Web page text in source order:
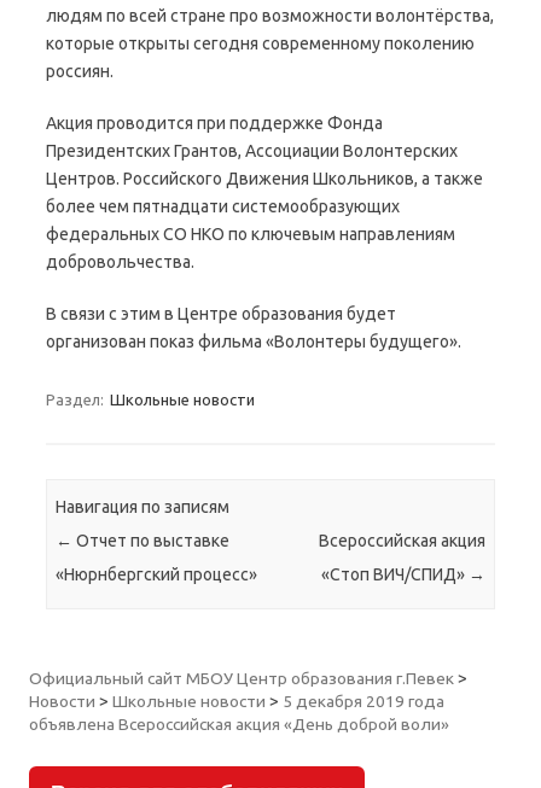
людям по всей стране про возможности волонтёрства,
которые открыты сегодня современному поколению
россиян.
Акция проводится при поддержке Фонда
Президентских Грантов, Ассоциации Волонтерских
Центров. Российского Движения Школьников, а также
более чем пятнадцати системообразующих
федеральных СО НКО по ключевым направлениям
добровольчества.
В связи с этим в Центре образования будет
организован показ фильма «Волонтеры будущего».
Раздел: Школьные новости
Навигация по записям
← Отчет по выставке
«Нюрнбергский процесс»
Всероссийская акция
«Стоп ВИЧ/СПИД» →
Официальный сайт МБОУ Центр образования г.Певек>
Новости > Школьные новости > 5 декабря 2019 года
объявлена Всероссийская акция «День доброй воли»